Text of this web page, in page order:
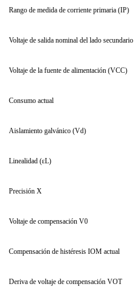
Rango de medida de corriente primaria (IP)
Voltaje de salida nominal del lado secundario
Voltaje de la fuente de alimentación (VCC)
Consumo actual
Aislamiento galvánico (Vd)
Linealidad (εL)
Precisión X
Voltaje de compensación V0
Compensación de histéresis IOM actual
Deriva de voltaje de compensación VOT